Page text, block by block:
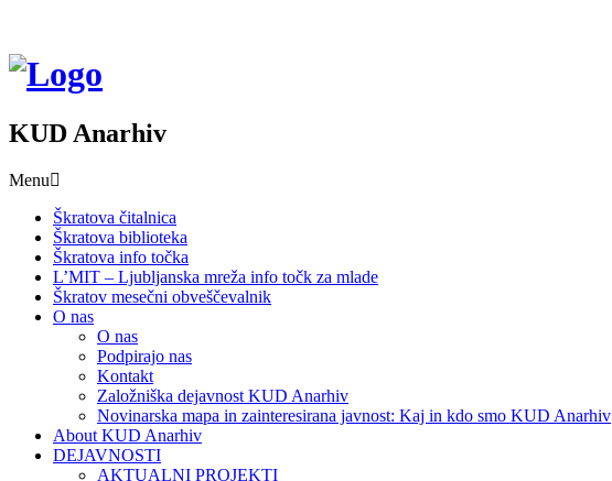
KUD Anarhiv
Menu
Škratova čitalnica
Škratova biblioteka
Škratova info točka
L’MIT – Ljubljanska mreža info točk za mlade
Škratov mesečni obveščevalnik
O nas
O nas
Podpirajo nas
Kontakt
Založniška dejavnost KUD Anarhiv
Novinarska mapa in zainteresirana javnost: Kaj in kdo smo KUD Anarhiv
About KUD Anarhiv
DEJAVNOSTI
AKTUALNI PROJEKTI